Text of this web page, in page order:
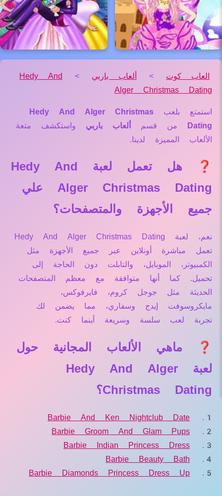
العاب كوت > ألعاب باربي >
Hedy And
Alger Christmas Dating
استمتع بلعب Hedy And Alger Christmas
Dating من قسم ألعاب باربي واستكشف متعة
الألعاب المميزة لدينا.
❓ هل تعمل لعبة Hedy And
Alger Christmas Dating علي
جميع الأجهزة والمتصفحات؟
نعم، لعبة Hedy And Alger Christmas Dating
تعمل مباشرة أونلاين عبر جميع الأجهزة مثل
الكمبيوتر، الموبايل، والتابلت دون الحاجة إلى
تحميل. كما أنها متوافقة مع معظم المتصفحات
الحديثة مثل جوجل كروم، فايرفوكس،
مايكروسوفت إيدج وسفاري، مما يضمن لك
تجربة لعب سلسة وسريعة أينما كنت.
❓ ماهي الألعاب المجانية حول
لعبة Hedy And Alger
Christmas Dating؟
Barbie And Ken Nightclub Date
Barbie Groom And Glam Pups
Barbie Indian Princess Dress
Barbie Beauty Bath
Barbie Diamonds Princess Dress Up